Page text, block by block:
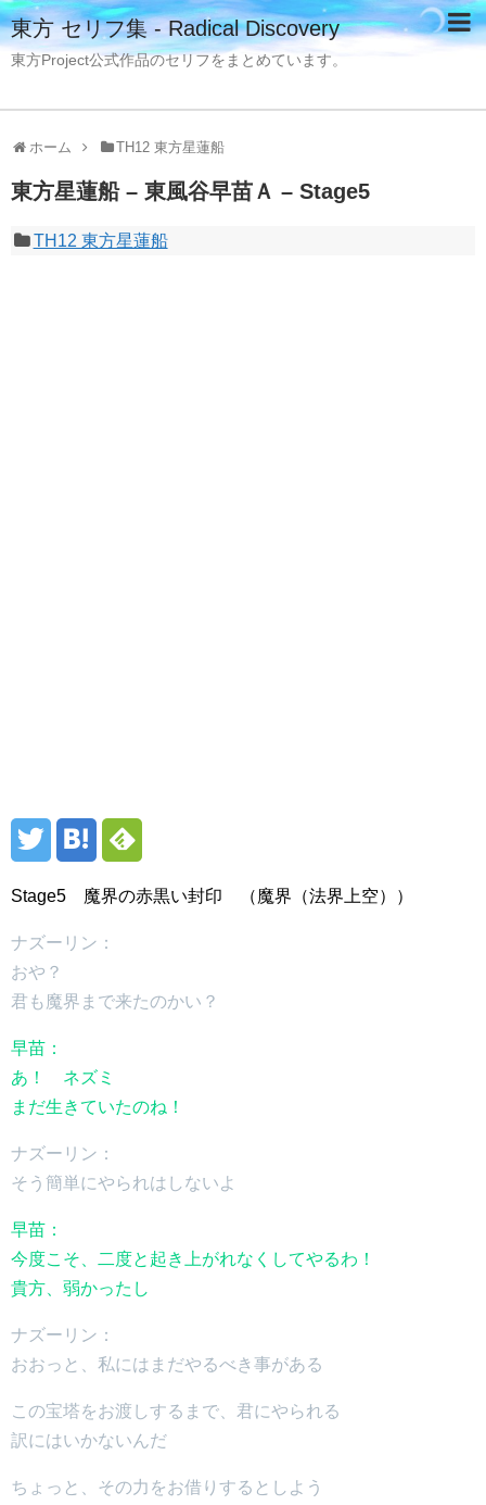
東方 セリフ集 - Radical Discovery
東方Project公式作品のセリフをまとめています。
ホーム TH12 東方星蓮船
東方星蓮船 – 東風谷早苗Ａ – Stage5
TH12 東方星蓮船
Stage5 魔界の赤黒い封印 （魔界（法界上空））
ナズーリン：
おや？
君も魔界まで来たのかい？
早苗：
あ！ ネズミ
まだ生きていたのね！
ナズーリン：
そう簡単にやられはしないよ
早苗：
今度こそ、二度と起き上がれなくしてやるわ！
貴方、弱かったし
ナズーリン：
おおっと、私にはまだやるべき事がある
この宝塔をお渡しするまで、君にやられる
訳にはいかないんだ
ちょっと、その力をお借りするとしよう